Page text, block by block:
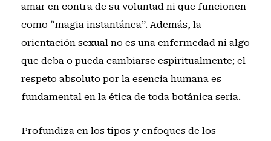
amar en contra de su voluntad ni que funcionen
como “magia instantánea”. Además, la
orientación sexual no es una enfermedad ni algo
que deba o pueda cambiarse espiritualmente; el
respeto absoluto por la esencia humana es
fundamental en la ética de toda botánica seria.
Profundiza en los tipos y enfoques de los